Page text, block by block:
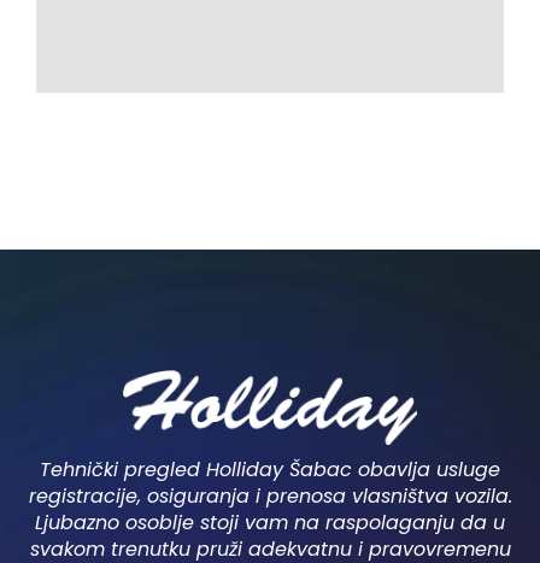
Tehnički pregled Holliday Šabac obavlja usluge
registracije, osiguranja i prenosa vlasništva vozila.
Ljubazno osoblje stoji vam na raspolaganju da u
svakom trenutku pruži adekvatnu i pravovremenu